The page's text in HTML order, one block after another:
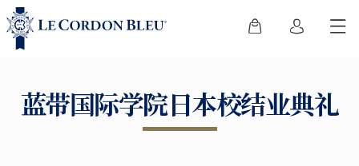
蓝带国际学院日本校结业典礼